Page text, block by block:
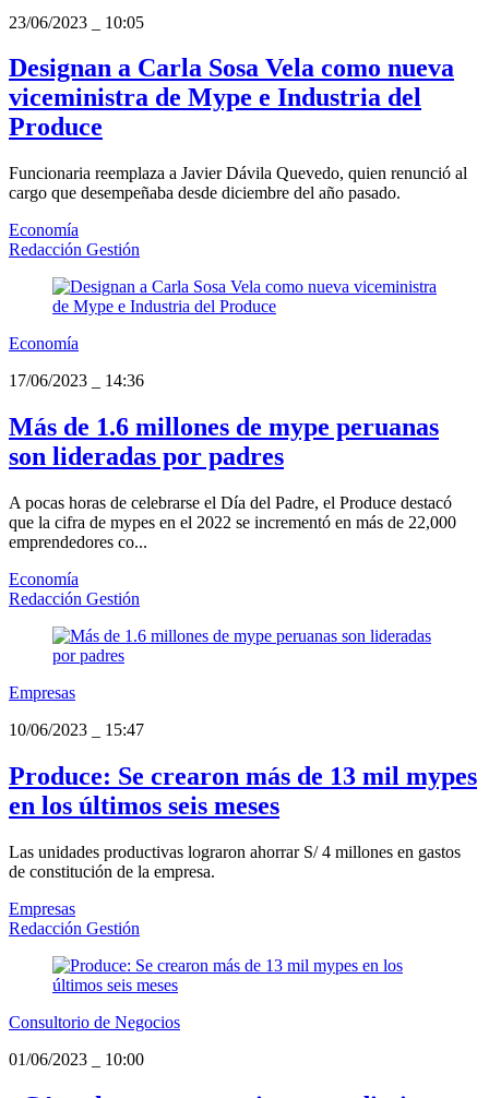
23/06/2023
10:05
Designan a Carla Sosa Vela como nueva
viceministra de Mype e Industria del
Produce
Funcionaria reemplaza a Javier Dávila Quevedo, quien renunció al
cargo que desempeñaba desde diciembre del año pasado.
Economía
Redacción Gestión
Economía
17/06/2023
14:36
Más de 1.6 millones de mype peruanas
son lideradas por padres
A pocas horas de celebrarse el Día del Padre, el Produce destacó
que la cifra de mypes en el 2022 se incrementó en más de 22,000
emprendedores co...
Economía
Redacción Gestión
Empresas
10/06/2023
15:47
Produce: Se crearon más de 13 mil mypes
en los últimos seis meses
Las unidades productivas lograron ahorrar S/ 4 millones en gastos
de constitución de la empresa.
Empresas
Redacción Gestión
Consultorio de Negocios
01/06/2023
10:00